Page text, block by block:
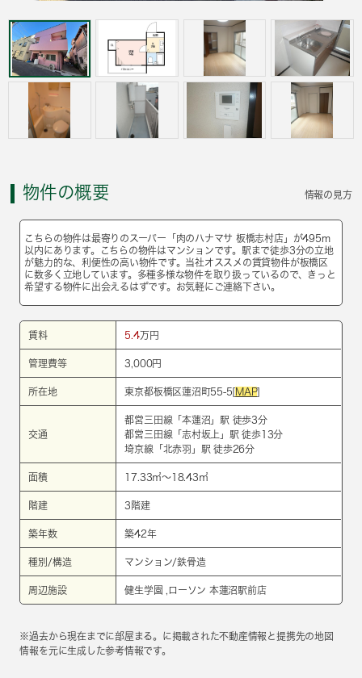
物件の概要 情報の見方
こちらの物件は最寄りのスーパー「肉のハナマサ 板橋志村店」が495m
以内にあります。こちらの物件はマンションです。駅まで徒歩3分の立地
が魅力的な、利便性の高い物件です。当社オススメの賃貸物件が板橋区
に数多く立地しています。多種多様な物件を取り扱っているので、きっと
希望する物件に出会えるはずです。お気軽にご連絡下さい。
賃料 5.4万円
管理費等 3,000円
所在地 東京都板橋区蓮沼町55-5[MAP]
交通
都営三田線 「本蓮沼 」駅 徒歩3分
都営三田線 「 志村坂上 」駅 徒歩13分
埼京線 「 北赤羽 」駅 徒歩26分
面積 17.33㎡～18.43㎡
階建 3階建
築年数 築42年
種別/構造 マンション/鉄骨造
周辺施設 健生学園 ,ローソン 本蓮沼駅前店
※過去から現在までに部屋まる。に掲載された不動産情報と提携先の地図
情報を元に生成した参考情報です。